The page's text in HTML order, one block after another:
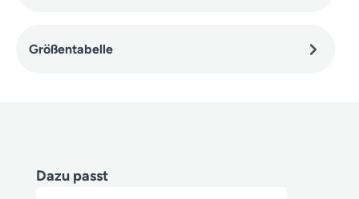
Größentabelle
Produktgalerie überspringen
Dazu passt